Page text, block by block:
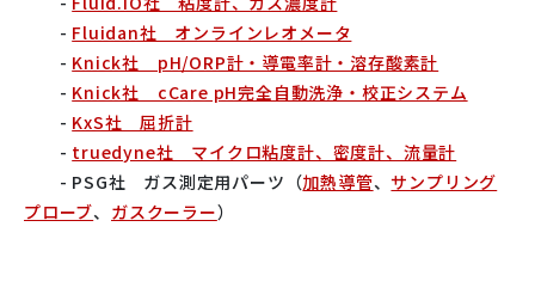
- Fluidan社 オンラインレオメータ
- Knick社 pH/ORP計・導電率計・溶存酸素計
- Knick社 cCare pH完全自動洗浄・校正システム
- KxS社 屈折計
- truedyne社 マイクロ粘度計、密度計、流量計
- PSG社 ガス測定用パーツ（加熱導管、サンプリング
プローブ、 ガスクーラー）